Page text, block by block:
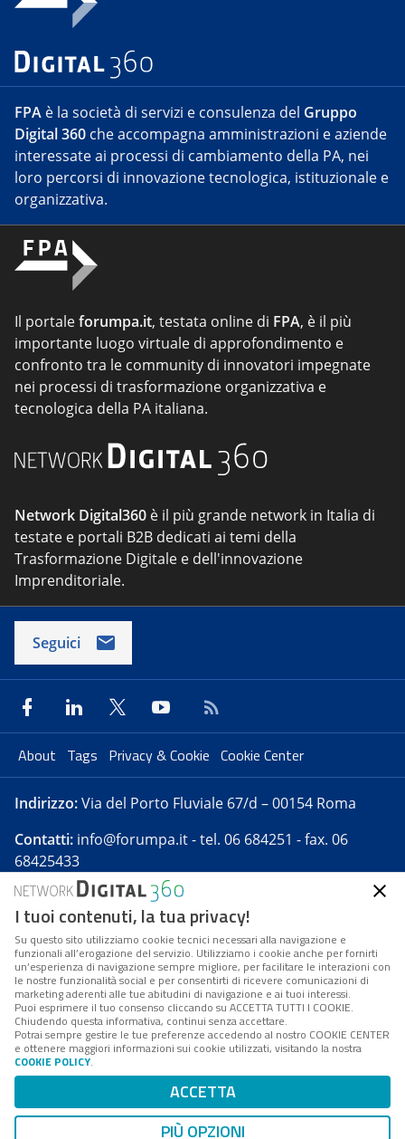
FPA è la società di servizi e consulenza del Gruppo
Digital 360 che accompagna amministrazioni e aziende
interessate ai processi di cambiamento della PA, nei
loro percorsi di innovazione tecnologica, istituzionale e
organizzativa.
Il portaleforumpa.it, testata online di FPA, è il più
importante luogo virtuale di approfondimento e
confronto tra le community di innovatori impegnate
nei processi di trasformazione organizzativa e
tecnologica della PA italiana.
Network Digital360 è il più grande network in Italia di
testate e portali B2B dedicati ai temi della
Trasformazione Digitale e dell'innovazione
Imprenditoriale.
Seguici
About Tags Privacy & Cookie Cookie Center
Indirizzo:Via del Porto Fluviale 67/d – 00154 Roma
Contatti: info@forumpa.it- tel. 06 684251 - fax. 06
68425433
Forumpa.itè una pubblicazione telematica iscritta
presso Registro della stampa del Tribunale di Roma -
Reg. n. 182 del 2 maggio 2008 - Direttore resp. Michela
Stentella
FPA s.r.l. è società soggetta a Direzione e
Coordinamento da parte di Digital360 S.p.A. - FPA s.r.l.
è un'azienda certificata per il sistema di management
Codice Fiscale/Partita IVA n. 10693191008 - R.E.A. Roma
n. 1249791. ISP AWS
Mappa del sito
I tuoi contenuti, la tua privacy!
Su questo sito utilizziamo cookie tecnici necessari alla navigazione e
funzionali all’erogazione del servizio. Utilizziamo i cookie anche per fornirti
un’esperienza di navigazione sempre migliore, per facilitare le interazioni con
le nostre funzionalità social e per consentirti di ricevere comunicazioni di
marketing aderenti alle tue abitudini di navigazione e ai tuoi interessi.
Puoi esprimere il tuo consenso cliccando su ACCETTA TUTTI I COOKIE.
Chiudendo questa informativa, continui senza accettare.
Potrai sempre gestire le tue preferenze accedendo al nostro COOKIE CENTER
e ottenere maggiori informazioni sui cookie utilizzati, visitando la nostra
COOKIE POLICY.
ACCETTA
PIÙ OPZIONI